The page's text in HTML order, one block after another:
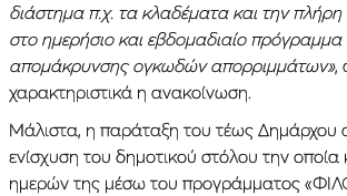
διάστημα π.χ. τα κλαδέματα και την
στο ημερήσιο και εβδομαδιαίο πρόγραμμα
απομάκρυνσης ογκωδών απορριμμάτων»,
χαρακτηριστικά η ανακοίνωση.
Μάλιστα, η παράταξη του τέως Δημάρχου
ενίσχυση του δημοτικού στόλου την
ημερών της μέσω του προγράμματος